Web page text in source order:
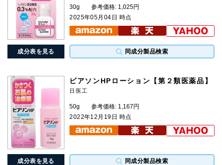
成分表を見る 同成分製品検索
30g
参考価格: 1,025円
2025年05月04日 時点
成分表を見る 同成分製品検索
ピアソンHPローション【第２類医薬品】
日医工
50g
参考価格: 1,167円
2022年12月19日 時点